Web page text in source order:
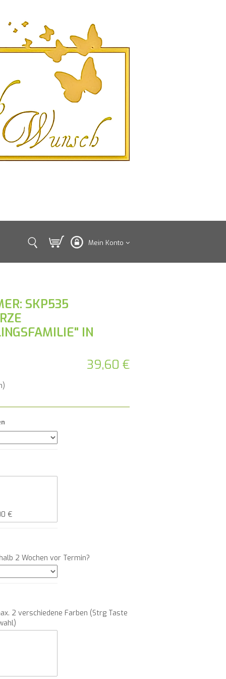
Mein Konto
SKP535
IN
39,60 €
2 Wochen vor Termin?
2 verschiedene Farben (Strg Taste